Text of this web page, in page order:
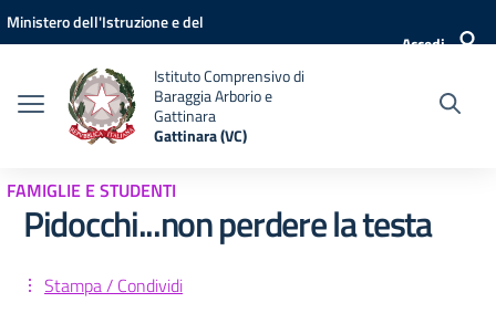
Vai ai contenuti
Vai al menu di navigazione
Vai al footer
Ministero dell'Istruzione e del
Accedi
Istituto Comprensivo di
Baraggia Arborio e
Gattinara
Gattinara (VC)
FAMIGLIE E STUDENTI
Pidocchi...non perdere la testa
Stampa / Condividi